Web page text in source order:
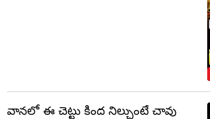
వానలో ఈ చెట్టు కింద నిల్చుంటే చావు